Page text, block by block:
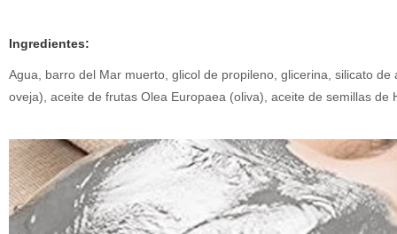
Ingredientes:
Agua, barro del Mar muerto, glicol de propileno, glicerina, silicato
oveja), aceite de frutas Olea Europaea (oliva), aceite de semillas de